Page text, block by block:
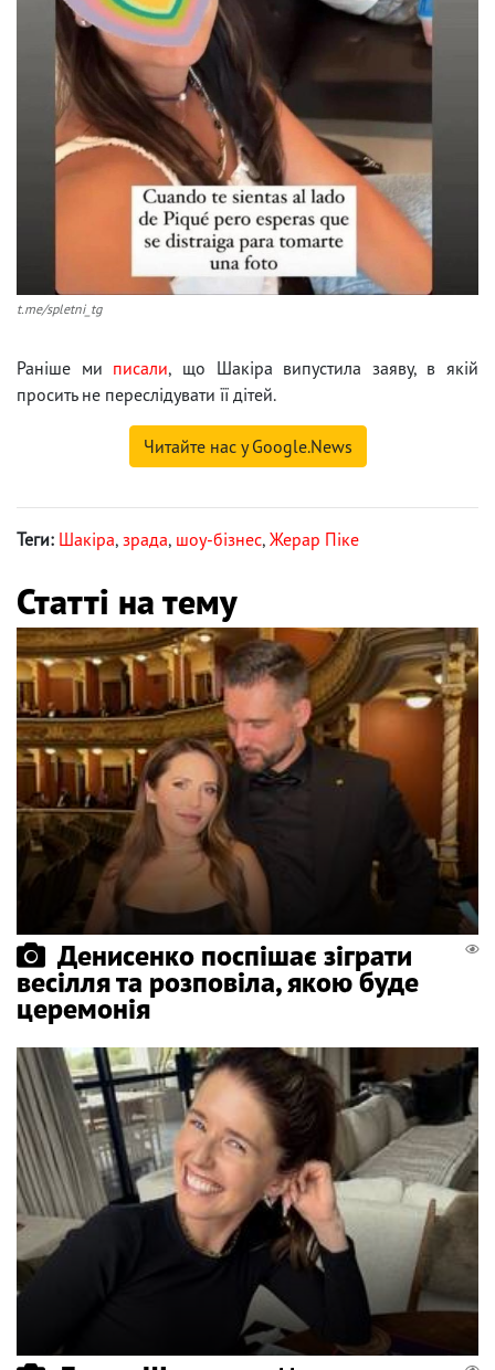
t.me/spletni_tg
Раніше ми писали, що Шакіра випустила заяву, в якій
просить не переслідувати її дітей.
Читайте нас у Google.News
Теги: Шакіра, зрада, шоу-бізнес, Жерар Піке
Статті на тему
Денисенко поспішає зіграти
весілля та розповіла, якою буде
церемонія